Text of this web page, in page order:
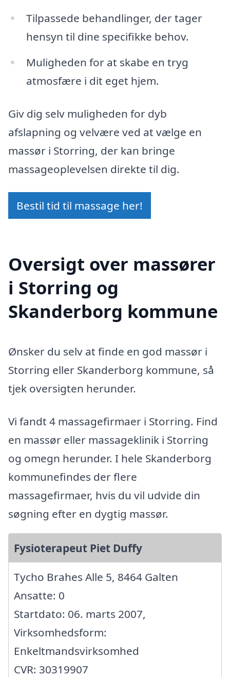
Tilpassede behandlinger, der tager
hensyn til dine specifikke behov.
Muligheden for at skabe en tryg
atmosfære i dit eget hjem.
Giv dig selv muligheden for dyb
afslapning og velvære ved at vælge en
massør i Storring, der kan bringe
massageoplevelsen direkte til dig.
Bestil tid til massage her!
Oversigt over massører
i Storring og
Skanderborg kommune
Ønsker du selv at finde en god massør i
Storring eller Skanderborg kommune, så
tjek oversigten herunder.
Vi fandt 4 massagefirmaer i Storring. Find
en massør eller massageklinik i Storring
og omegn herunder. I hele Skanderborg
kommunefindes der flere
massagefirmaer, hvis du vil udvide din
søgning efter en dygtig massør.
Fysioterapeut Piet Duffy
Tycho Brahes Alle 5, 8464 Galten
Ansatte: 0
Startdato: 06. marts 2007,
Virksomhedsform:
Enkeltmandsvirksomhed
CVR: 30319907